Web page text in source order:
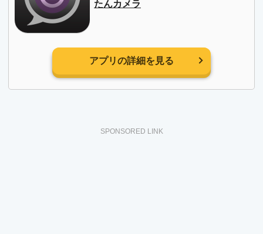
たんカメラ
アプリの詳細を見る
SPONSORED LINK